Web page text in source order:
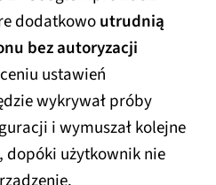
dodatkowoutrudnią
bez autoryzacji
ustawień
wykrywał próby
i wymuszał kolejne
dopóki użytkownik nie